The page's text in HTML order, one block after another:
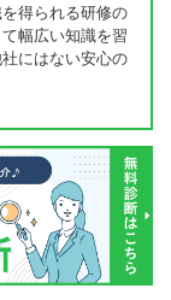
得られる研修の
幅広い知識を習
にはない安心の